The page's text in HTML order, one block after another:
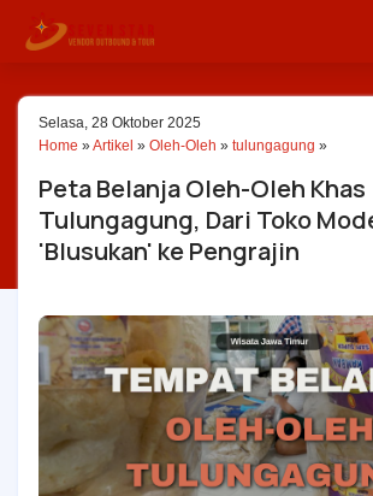
Selasa, 28 Oktober 2025
Home »Artikel » Oleh-Oleh » tulungagung »
Peta Belanja Oleh-Oleh Khas
Tulungagung, Dari Toko
'Blusukan' ke Pengrajin